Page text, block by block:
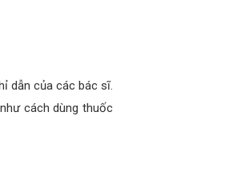
dẫn của các bác sĩ.
cách dùng thuốc